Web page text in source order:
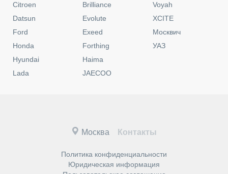
Citroen
Datsun
Ford
Honda
Hyundai
Lada
Brilliance
Evolute
Exeed
Forthing
Haima
JAECOO
Voyah
XCITE
Москвич
УАЗ
Политика конфиденциальности
Юридическая информация
Москва Контакты